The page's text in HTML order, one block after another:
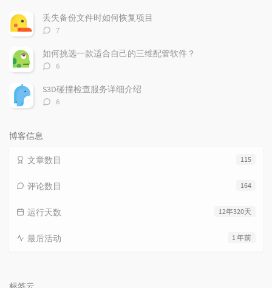
数：
丢失备份文件时如何恢复项目
评
数：
7
如何挑选一款适合自己的三维配管软件？
评
数：
6
S3D碰撞检查服务详细介绍
评
6
博客信息
115
文章数目
164
评论数目
12年320天
运行天数
1 年前
最后活动